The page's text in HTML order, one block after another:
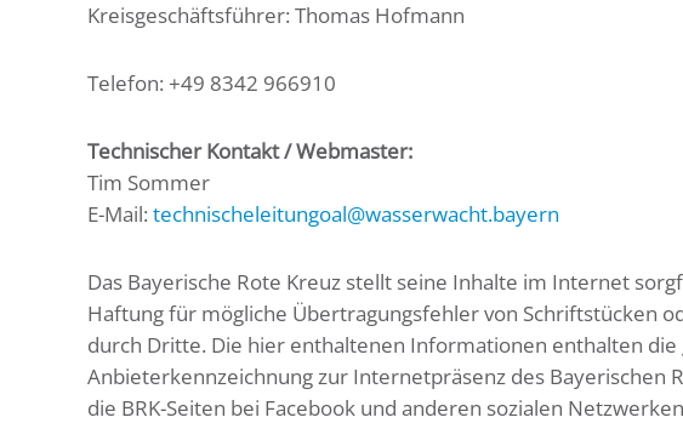
Kreisgeschäftsführer: Thomas Hofmann
Telefon: +49 8342 966910
Technischer Kontakt / Webmaster:
Tim Sommer
E-Mail: technischeleitungoal@wasserwacht.bayern
Das Bayerische Rote Kreuz stellt seine Inhalte im Internet
Haftung für mögliche Übertragungsfehler von Schriftstücken
durch Dritte. Die hier enthaltenen Informationen enthalten
Anbieterkennzeichnung zur Internetpräsenz des Bayerischen
die BRK-Seiten bei Facebook und anderen sozialen